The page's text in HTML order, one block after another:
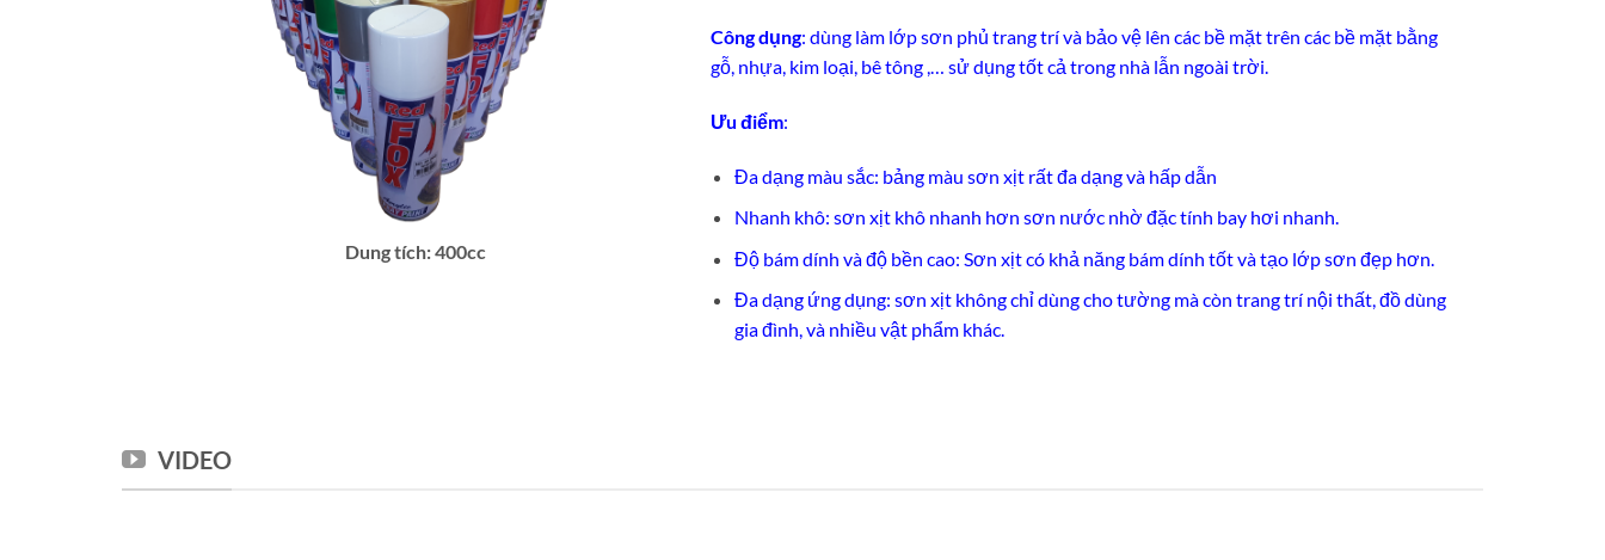
Dung tích: 400cc
Công dụng: dùng làm lớp sơn phủ trang trí và bảo vệ lên các bề mặt trên các bề mặt bằng
gỗ, nhựa, kim loại, bê tông ,… sử dụng tốt cả trong nhà lẫn ngoài trời.
Ưu điểm:
Đa dạng màu sắc: bảng màu sơn xịt rất đa dạng và hấp dẫn
Nhanh khô: sơn xịt khô nhanh hơn sơn nước nhờ đặc tính bay hơi nhanh.
Độ bám dính và độ bền cao: Sơn xịt có khả năng bám dính tốt và tạo lớp sơn đẹp hơn.
Đa dạng ứng dụng: sơn xịt không chỉ dùng cho tường mà còn trang trí nội thất, đồ dùng
gia đình, và nhiều vật phẩm khác.
VIDEO